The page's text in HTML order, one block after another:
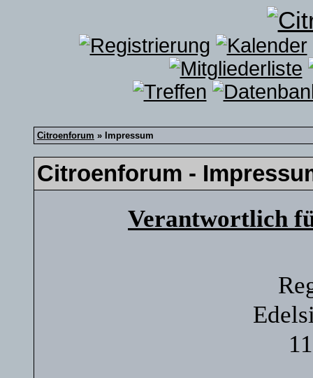
Citroenforum » Impressum
Citroenforum -
Verantwortlich